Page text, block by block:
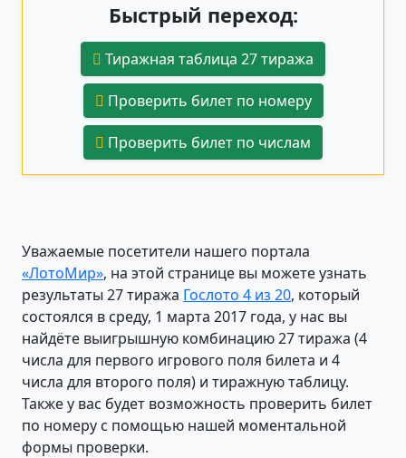
Быстрый переход:
Тиражная таблица 27 тиража
Проверить билет по номеру
Проверить билет по числам
Уважаемые посетители нашего портала
«ЛотоМир», на этой странице вы можете узнать
результаты 27 тиража Гослото 4 из 20, который
состоялся в среду, 1 марта 2017 года, у нас вы
найдёте выигрышную комбинацию 27 тиража (4
числа для первого игрового поля билета и 4
числа для второго поля) и тиражную таблицу.
Также у вас будет возможность проверить билет
по номеру с помощью нашей моментальной
формы проверки.